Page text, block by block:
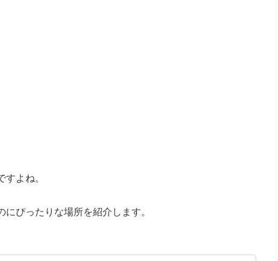
よね。
ぴったりな場所を紹介します。